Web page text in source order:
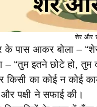
शेर और
के पास आकर बोला –
– “तुम इतने छोटे हो, तुम
किसी का कोई न कोई
पक्षी ने सफाई की।